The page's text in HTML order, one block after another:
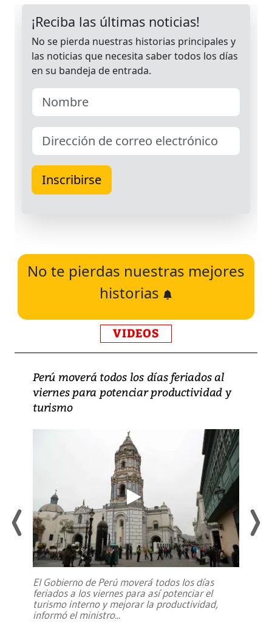
No te pierdas nuestras mejores
historias
VIDEOS
Perú moverá todos los días feriados al
viernes para potenciar productividad y
turismo
El Gobierno de Perú moverá todos los días
feriados a los viernes para así potenciar el
turismo interno y mejorar la productividad,
informó el ministro...